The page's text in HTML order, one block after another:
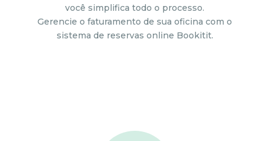
você simplifica todo o processo.
Gerencie o faturamento de sua oficina com o
sistema de reservas online Bookitit.